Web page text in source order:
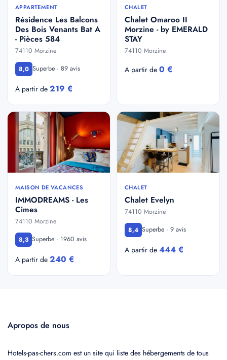
APPARTEMENT
Résidence Les Balcons
Des Bois Venants Bat A
- Pièces 584
74110 Morzine
8,0 Superbe · 89 avis
A partir de 219 €
CHALET
Chalet Omaroo II
Morzine - by EMERALD
STAY
74110 Morzine
A partir de 0 €
MAISON DE VACANCES
IMMODREAMS - Les
Cimes
74110 Morzine
8,3 Superbe · 1960 avis
A partir de 240 €
CHALET
Chalet Evelyn
74110 Morzine
8,4 Superbe · 9 avis
A partir de 444 €
Apropos de nous
Hotels-pas-chers.com est un site qui liste des hébergements de tous